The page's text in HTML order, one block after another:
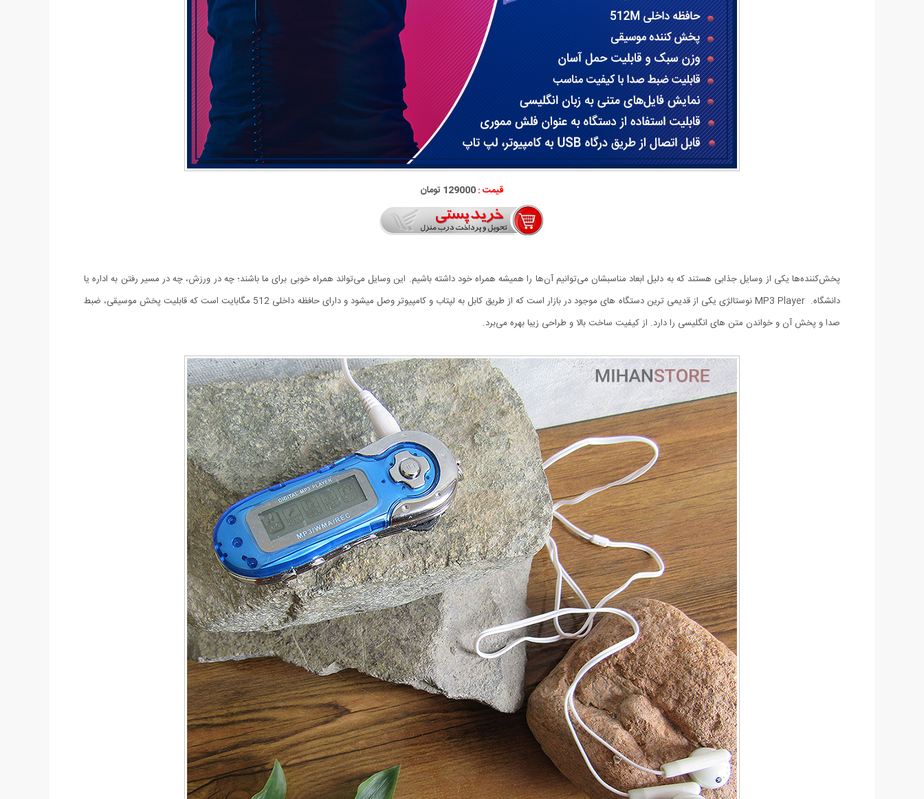
قیمت :129000 تومان
پخش‌کننده‌ها یکی از وسایل جذابی هستند که به دلیل ابعاد مناسبشان می‌توانیم آن‌ها را همیشه همراه خود داشته باشیم. این وسایل می‌تواند همراه خوبی برای ما باشند؛ چه در ورزش، چه در مسیر رفتن به اداره یا
دانشگاه. MP3 Player نوستالژی یکی از قدیمی ترین دستگاه های موجود در بازار است که از طریق کابل به لپتاب و کامپیوتر وصل میشود و دارای حافظه داخلی 512 مگابایت است که قابلیت پخش موسیقی، ضبط
صدا و پخش آن و خواندن متن های انگلیسی را دارد. از کیفیت ساخت بالا و طراحی زیبا بهره می‌برد.